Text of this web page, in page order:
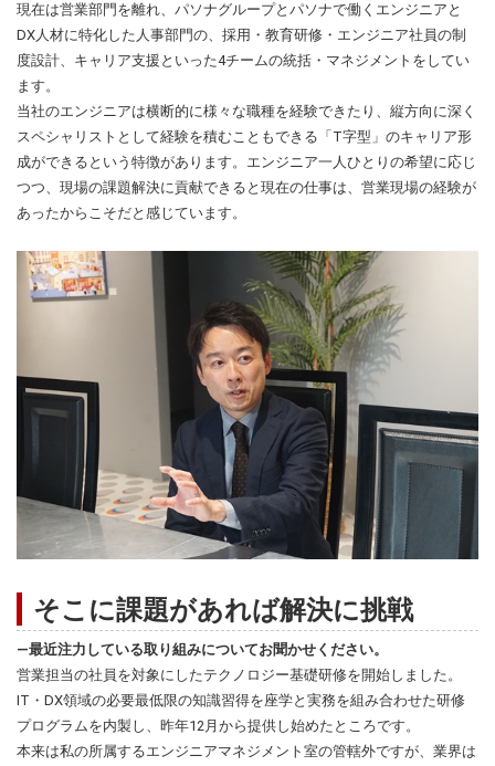
現在は営業部門を離れ、パソナグループとパソナで働くエンジニアと
DX人材に特化した人事部門の、採用・教育研修・エンジニア社員の制
度設計、キャリア支援といった4チームの統括・マネジメントをしてい
ます。
当社のエンジニアは横断的に様々な職種を経験できたり、縦方向に深く
スペシャリストとして経験を積むこともできる「T字型」のキャリア形
成ができるという特徴があります。エンジニア一人ひとりの希望に応じ
つつ、現場の課題解決に貢献できると現在の仕事は、営業現場の経験が
あったからこそだと感じています。
そこに課題があれば解決に挑戦
―最近注力している取り組みについてお聞かせください。
営業担当の社員を対象にしたテクノロジー基礎研修を開始しました。
IT・DX領域の必要最低限の知識習得を座学と実務を組み合わせた研修
プログラムを内製し、昨年12月から提供し始めたところです。
本来は私の所属するエンジニアマネジメント室の管轄外ですが、業界は